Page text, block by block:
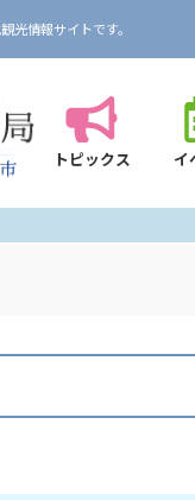
光情報サイトです。
トピックス イ